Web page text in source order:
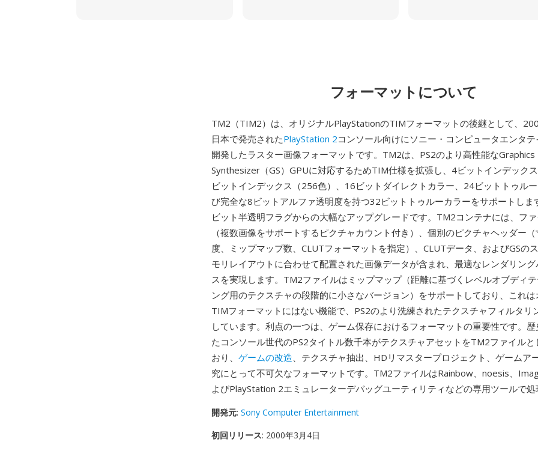
フォーマットについて
TM2（TIM2）は、オリジナルPlayStationのTIMフォーマットの後継として、
日本で発売されたPlayStation 2コンソール向けにソニー・コンピュータエンタ
開発したラスター画像フォーマットです。TM2は、PS2のより高性能なGraphics
Synthesizer（GS）GPUに対応するためTIM仕様を拡張し、4ビットインデック
ビットインデックス（256色）、16ビットダイレクトカラー、24ビットトゥル
び完全な8ビットアルファ透明度を持つ32ビットトゥルーカラーをサポートし
ビット半透明フラグからの大幅なアップグレードです。TM2コンテナには、フ
（複数画像をサポートするピクチャカウント付き）、個別のピクチャヘッダー
度、ミップマップ数、CLUTフォーマットを指定）、CLUTデータ、およびGSの
モリレイアウトに合わせて配置された画像データが含まれ、最適なレンダリン
スを実現します。TM2ファイルはミップマップ（距離に基づくレベルオブディテ
ング用のテクスチャの段階的に小さなバージョン）をサポートしており、これ
TIMフォーマットにはない機能で、PS2のより洗練されたテクスチャフィルタリ
しています。利点の一つは、ゲーム保存におけるフォーマットの重要性です。
たコンソール世代のPS2タイトル数千本がテクスチャアセットをTM2ファイルと
おり、 ゲームの改造、テクスチャ抽出、HDリマスタープロジェクト、ゲームア
究にとって不可欠なフォーマットです。TM2ファイルはRainbow、noesis、
よびPlayStation 2エミュレーターデバッグユーティリティなどの専用ツールで処
開発元: Sony Computer Entertainment
初回リリース: 2000年3月4日